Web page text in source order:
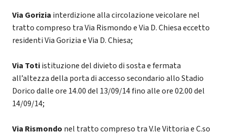
Via Gorizia interdizione alla circolazione veicolare nel
tratto compreso tra Via Rismondo e Via D. Chiesa eccetto
residenti Via Gorizia e Via D. Chiesa;
Via Totiistituzione del divieto di sosta e fermata
all’altezza della porta di accesso secondario allo Stadio
Dorico dalle ore 14.00 del 13/09/14 fino alle ore 02.00 del
14/09/14;
Via Rismondo nel tratto compreso tra V.le Vittoria e C.so